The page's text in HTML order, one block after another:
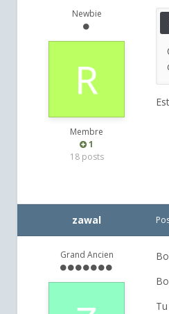
Newbie
Membre
1
18 posts
zawal
Grand Ancien